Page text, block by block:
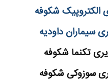
الکتروپیکشکوفه
سیماران داودیه
تکنما شکوفه
سوزوکیشکوفه